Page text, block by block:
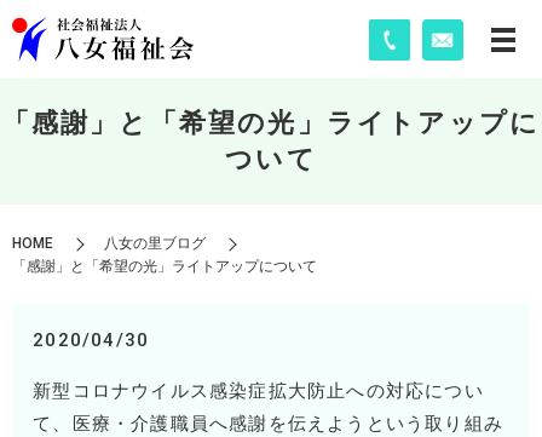
「感謝」と「希望の光」ライトアップに
ついて
HOME
八女の里ブログ
「感謝」と「希望の光」ライトアップについて
2020/04/30
新型コロナウイルス感染症拡大防止への対応につい
て、医療・介護職員へ感謝を伝えようという取り組み